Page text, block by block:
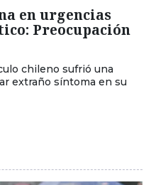
en urgencias
Preocupación
chileno sufrió una
extraño síntoma en su